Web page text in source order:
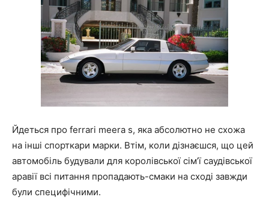
Йдеться про ferrari meera s, яка абсолютно не схожа
на інші спорткари марки. Втім, коли дізнаєшся, що цей
автомобіль будували для королівської сім’ї саудівської
аравії всі питання пропадають-смаки на сході завжди
були специфічними.